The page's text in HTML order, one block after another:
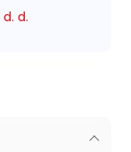
d.